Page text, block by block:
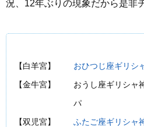
況、12年ぶりの現象だから是非
【白羊宮】
おひつじ座ギリシ
【金牛宮】
おうし座ギリシャ
パ
【双児宮】
ふたご座ギリシャ